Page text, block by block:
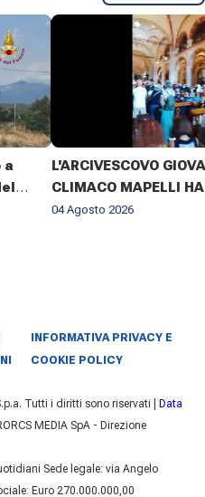
a
L'ARCIVESCOVO
CLIMACO MAPELLI HA
PRESENZIATO AL
04 Agosto 2026
INFORMATIVA PRIVACY E
COOKIE POLICY
Tutti i diritti sono riservati |
Data
MEDIA SpA - Direzione
Sede legale: via Angelo
Euro 270.000.000,00